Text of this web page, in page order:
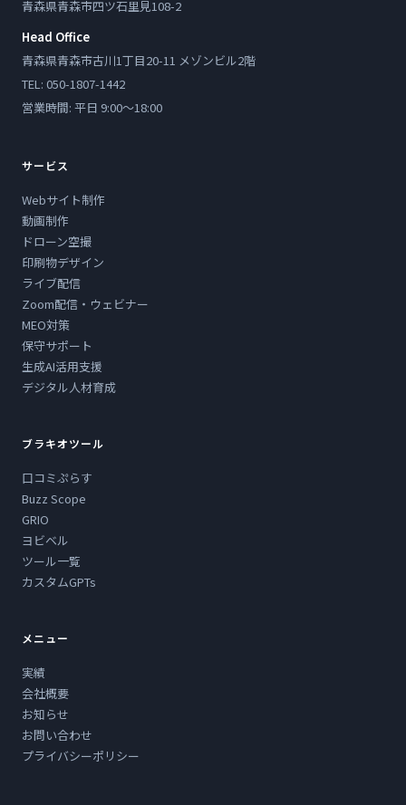
青森県青森市四ツ石里見108-2
Head Office
青森県青森市古川1丁目20-11 メゾンビル2階
TEL: 050-1807-1442
営業時間: 平日 9:00〜18:00
サービス
Webサイト制作
動画制作
ドローン空撮
印刷物デザイン
ライブ配信
Zoom配信・ウェビナー
MEO対策
保守サポート
生成AI活用支援
デジタル人材育成
ブラキオツール
口コミぷらす
Buzz Scope
GRIO
ヨビベル
ツール一覧
カスタムGPTs
メニュー
実績
会社概要
お知らせ
お問い合わせ
プライバシーポリシー